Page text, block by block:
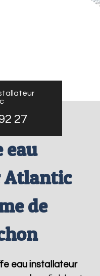
27
eau
de
eau installateur